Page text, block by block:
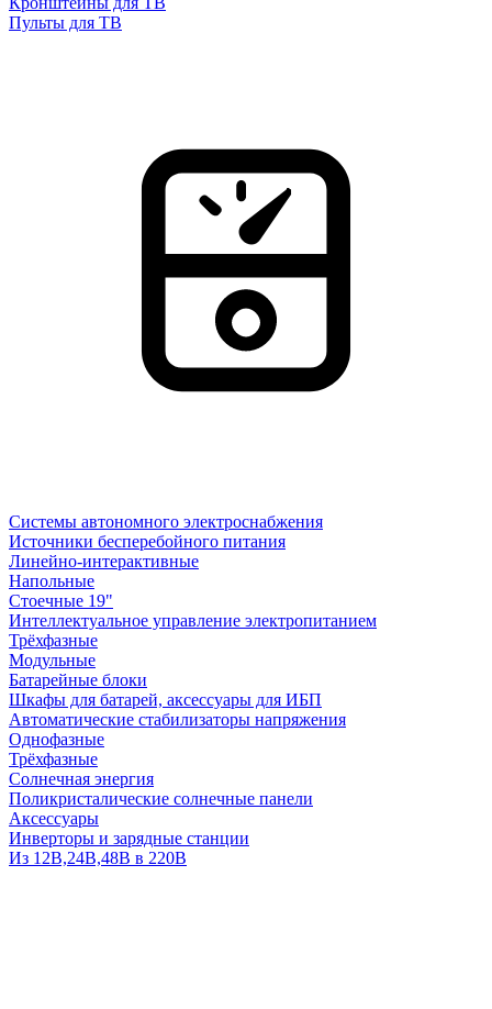
Пульты для ТВ
Системы автономного электроснабжения
Источники бесперебойного питания
Линейно-интерактивные
Напольные
Стоечные 19"
Интеллектуальное управление электропитанием
Трёхфазные
Модульные
Батарейные блоки
Шкафы для батарей, аксессуары для ИБП
Автоматические стабилизаторы напряжения
Однофазные
Трёхфазные
Солнечная энергия
Поликристалические солнечные панели
Аксессуары
Инверторы и зарядные станции
Из 12В,24В,48В в 220В